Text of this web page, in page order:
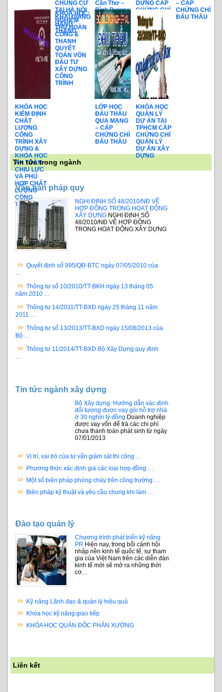
CHUNG CƯ
TẠI HÀ NỘI
KHAI GIẢNG
HÀNG
THÁNG
Cần Thơ –
Bình Dương
mới nhất
DỰNG CẤP
CHỨNG CHỈ
ĐẤU THẦU
VÀ QUẢN
LÝ DỰ ÁN
– CẤP
CHỨNG CHỈ
ĐẤU THẦU
KHÓA HỌC
KIỂM ĐỊNH
CHẤT
LƯỢNG
CÔNG
TRÌNH XÂY
DỰNG &
KHÓA HỌC
AN TOÀN
CHỊU LỰC
VÀ PHÙ
HỢP CHẤT
LƯỢNG
CÔNG
TRÌNH
KHOÁ HỌC:
NGHIỆM
THU HOÀN
CÔNG &
THANH
QUYẾT
TOÁN VỐN
ĐẦU TƯ
XÂY DỰNG
CÔNG
TRÌNH
LỚP HỌC
ĐẤU THẦU
QUA MẠNG
– CẤP
CHỨNG CHỈ
ĐẤU THẦU
KHÓA HỌC
QUẢN LÝ
DỰ ÁN TẠI
TPHCM CẤP
CHỨNG CHỈ
QUẢN LÝ
DỰ ÁN XÂY
DỰNG
Tin tức trong ngành
Văn bản pháp quy
NGHỊ ĐỊNH SỐ 48/2010/NĐ VỀ
HỢP ĐỒNG TRONG HOẠT ĐỘNG
XÂY DỰNG NGHỊ ĐỊNH SỐ
48/2010/NĐ VỀ HỢP ĐỒNG
TRONG HOẠT ĐỘNG XÂY DỰNG
Quyết định số 995/QĐ-BTC ngày 07/05/2010 của
…
Thông tư số 10/2010/TT-BKH ngày 13 tháng 05
năm 2010 …
Thông tư 14/2011/TT-BXD ngày 25 tháng 11 năm
2011 …
Thông tư số 13/2013/TT-BXD ngày 15/08/2013 của
Bộ …
Thông tư 11/2014/TT-BXD Bộ Xây Dựng quy định
…
Tin tức ngành xây dựng
Bộ Xây dựng: Hướng dẫn xác định
đối tượng được vay gói hỗ trợ nhà
ở 30 nghìn tỷ đồng Doanh nghiệp
được vay vốn để trả các chi phí
chưa thanh toán phát sinh từ ngày
07/01/2013
Vị trí, vai trò của tư vấn giám sát thi công …
Phương thức xác định giá các loại hợp đồng …
Một số biện pháp phòng cháy trên công trường …
Biện pháp kỹ thuật và yêu cầu chung khi làm …
Đào tạo quản lý
Chương trình phát triển kỹ năng
PR Hiện nay, trong bối cảnh hội
nhập nền kinh tế quốc tế, sự tham
gia của Việt Nam trên các diễn đàn
kinh tế mới sẽ mở ra những thời
cơ…
Kỹ năng Lãnh đạo & quản lý hiệu quả
Khóa học kỹ năng giao tiếp
KHÓA HỌC QUẢN ĐỐC PHÂN XƯỞNG
Liên kết